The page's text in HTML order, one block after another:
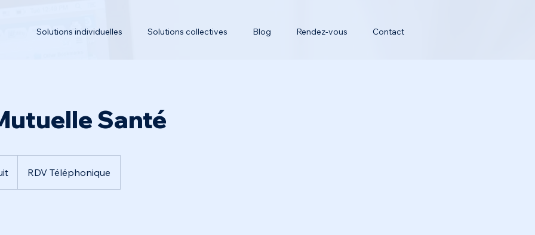
Solutions individuelles Solutions collectives Blog Rendez-vous Contact
Santé
RDV Téléphonique